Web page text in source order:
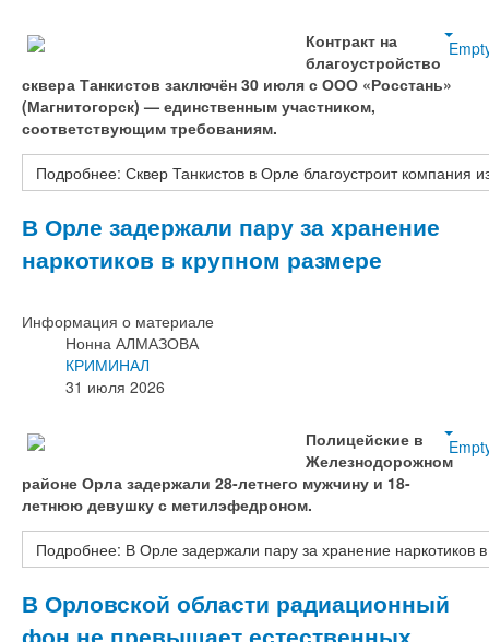
Контракт на
благоустройство
сквера Танкистов заключён 30 июля с ООО «Росстань»
(Магнитогорск) — единственным участником,
соответствующим требованиям.
Подробнее: Сквер Танкистов в Орле благоустроит компания
В Орле задержали пару за хранение
наркотиков в крупном размере
Информация о материале
Нонна АЛМАЗОВА
КРИМИНАЛ
31 июля 2026
Полицейские в
Железнодорожном
районе Орла задержали 28-летнего мужчину и 18-
летнюю девушку с метилэфедроном.
Подробнее: В Орле задержали пару за хранение наркотиков
В Орловской области радиационный
фон не превышает естественных